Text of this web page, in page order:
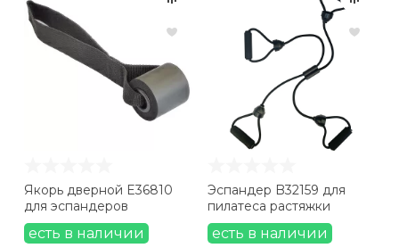
Якорь дверной E36810
для эспандеров
есть в наличии
Эспандер B32159 для
пилатеса растяжки
есть в наличии